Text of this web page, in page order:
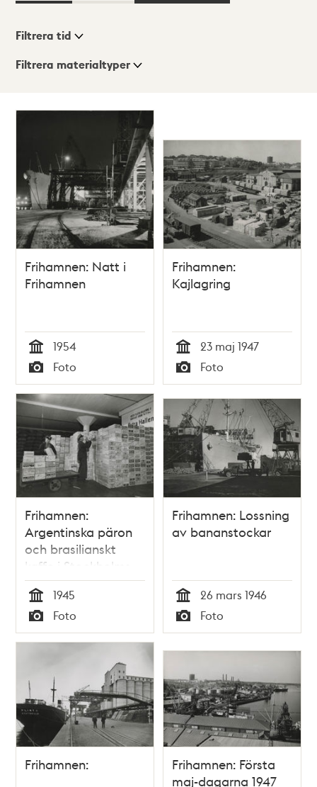
Visningsläge
Filtrera tid
Filtrera materialtyper
Frihamnen: Natt i
Frihamnen
Tid
1954
Typ
Foto
Frihamnen:
Kajlagring
Tid
23 maj 1947
Typ
Foto
Frihamnen:
Argentinska päron
och brasilianskt
kaffe i Stockholms
Frihamns lager
Tid
1945
Typ
Foto
Frihamnen: Lossning
av bananstockar
Tid
26 mars 1946
Typ
Foto
Frihamnen:
Frihamnen: Första
maj-dagarna 1947